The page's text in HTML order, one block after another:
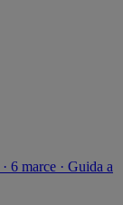
6 marce · Guida a